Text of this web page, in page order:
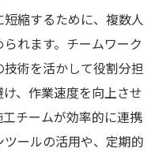
縮するために、複数人
れます。チームワーク
術を活かして役割分担
、作業速度を向上させ
チームが効率的に連携
ールの活用や、定期的